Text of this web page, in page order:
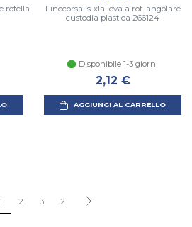
rotella
Finecorsa ls-xla leva a rot. angolare
custodia plastica 266124
Disponibile 1-3 giorni
2,12 €
AGGIUNGI AL CARRELLO
1 2 3 21